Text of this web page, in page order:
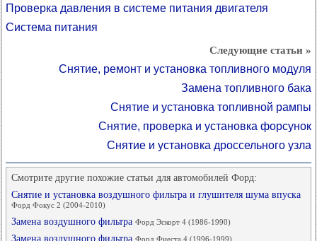
Проверка давления в системе питания двигателя
Система питания
Следующие статьи »
Снятие, ремонт и установка топливного модуля
Замена топливного бака
Снятие и установка топливной рампы
Снятие, проверка и установка форсунок
Снятие и установка дроссельного узла
Смотрите другие похожие статьи для автомобилей Форд:
Снятие и установка воздушного фильтра и глушителя шума впуска
Форд Фокус 2 (2004-2010)
Замена воздушного фильтра Форд Эскорт 4 (1986-1990)
Замена воздушного фильтра Форд Фиеста 4 (1996-1999)